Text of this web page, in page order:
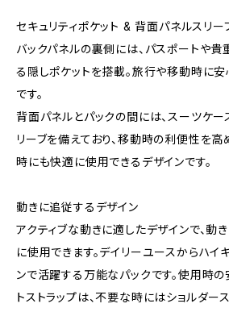
セキュリティポケット & 背面パネルスリー
バックパネルの裏側には、パスポートや
る隠しポケットを搭載。旅行や移動時に
です。
背面パネルとパックの間には、スーツケー
リーブを備えており、移動時の利便性を高
時にも快適に使用できるデザインです。
動きに追従するデザイン
アクティブな動きに適したデザインで、動
に使用できます。デイリーユースからハイ
ンで活躍する万能なパックです。使用時
トストラップは、不要な時にはショルダー